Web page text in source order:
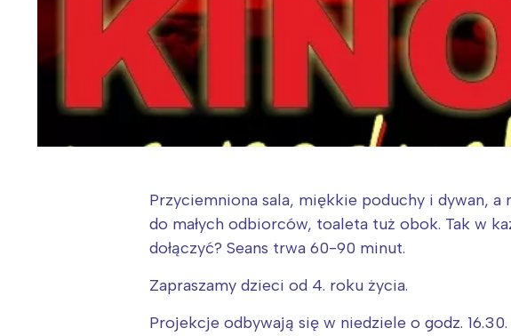
Przyciemniona sala, miękkie poduchy i dywan,
do małych odbiorców, toaleta tuż obok. Tak w
dołączyć? Seans trwa 60-90 minut.
Zapraszamy dzieci od 4. roku życia.
Projekcje odbywają się w niedziele o godz. 16.30.